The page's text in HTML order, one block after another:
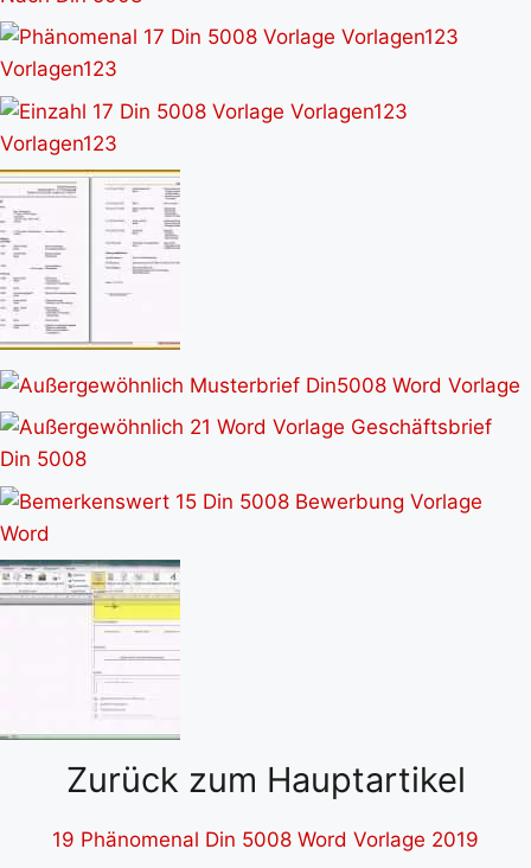
Zurück zum Hauptartikel
19 Phänomenal Din 5008 Word Vorlage 2019